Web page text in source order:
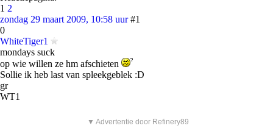
1 2
zondag 29 maart 2009, 10:58 uur #1
0
WhiteTiger1
mondays suck
op wie willen ze hm afschieten
Sollie ik heb last van spleekgeblek :D
gr
WT1
▼ Advertentie door Refinery89